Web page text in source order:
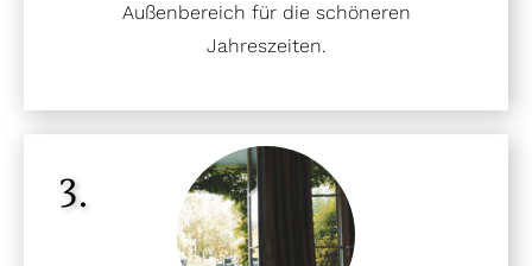
Außenbereich für die schöneren
Jahreszeiten.
3.